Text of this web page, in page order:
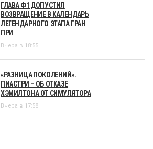
ГЛАВА Ф1 ДОПУСТИЛ
ВОЗВРАЩЕНИЕ В КАЛЕНДАРЬ
ЛЕГЕНДАРНОГО ЭТАПА ГРАН
ПРИ
Вчера в 18:55
«РАЗНИЦА ПОКОЛЕНИЙ».
ПИАСТРИ – ОБ ОТКАЗЕ
ХЭМИЛТОНА ОТ СИМУЛЯТОРА
Вчера в 17:58